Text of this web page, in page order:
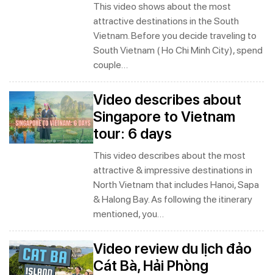
This video shows about the most
attractive destinations in the South
Vietnam. Before you decide traveling to
South Vietnam ( Ho Chi Minh City), spend
couple…
Video describes about
Singapore to Vietnam
tour: 6 days
This video describes about the most
attractive & impressive destinations in
North Vietnam that includes Hanoi, Sapa
& Halong Bay. As following the itinerary
mentioned, you…
Video review du lịch đảo
Cát Bà, Hải Phòng